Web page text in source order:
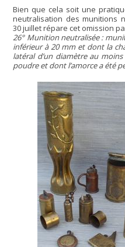
Bien que cela soit une
neutralisation des munitions
30 juillet répare cet omission
26° Munition neutralisée :
inférieur à 20 mm et dont la
latéral d’un diamètre au
poudre et dont l’amorce a été